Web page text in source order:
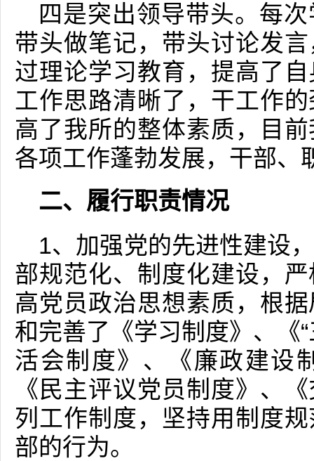
四是突出领导带头。每
带头做笔记，带头讨论发
过理论学习教育，提高了
工作思路清晰了，干工作
高了我所的整体素质，目
各项工作蓬勃发展，干部、
二、履行职责情况
1、加强党的先进性建设
部规范化、制度化建设，
高党员政治思想素质，根
和完善了《学习制度》、《
活会制度》、《廉政建设
《民主评议党员制度》、
列工作制度，坚持用制度
部的行为。